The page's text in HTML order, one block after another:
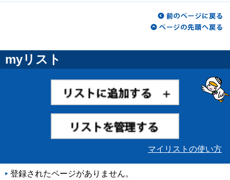
myリスト
マイリストの使い方
登録されたページがありません。